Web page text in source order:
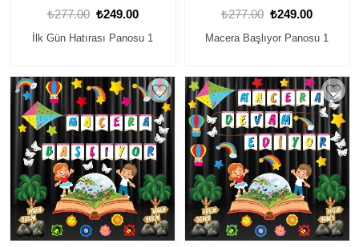
₺277.00 ₺249.00
İlk Gün Hatırası Panosu 1
₺277.00 ₺249.00
Macera Başlıyor Panosu 1